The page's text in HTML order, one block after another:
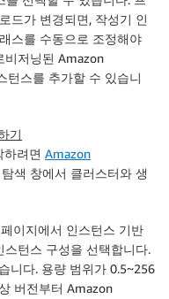
드가 변경되면, 작성기 인
스를 수동으로 조정해야
비저닝된 Amazon
턴스를 추가할 수 있습니
기
려면 Amazon
색 창에서 클러스터와 생
페이지에서 인스턴스 기반
스턴스 구성을 선택합니다.
니다. 용량 범위가 0.5~256
버전부터 Amazon